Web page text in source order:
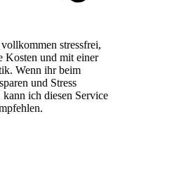
stressfrei,
Kosten und mit einer
Wenn ihr beim
und Stress
ich diesen Service